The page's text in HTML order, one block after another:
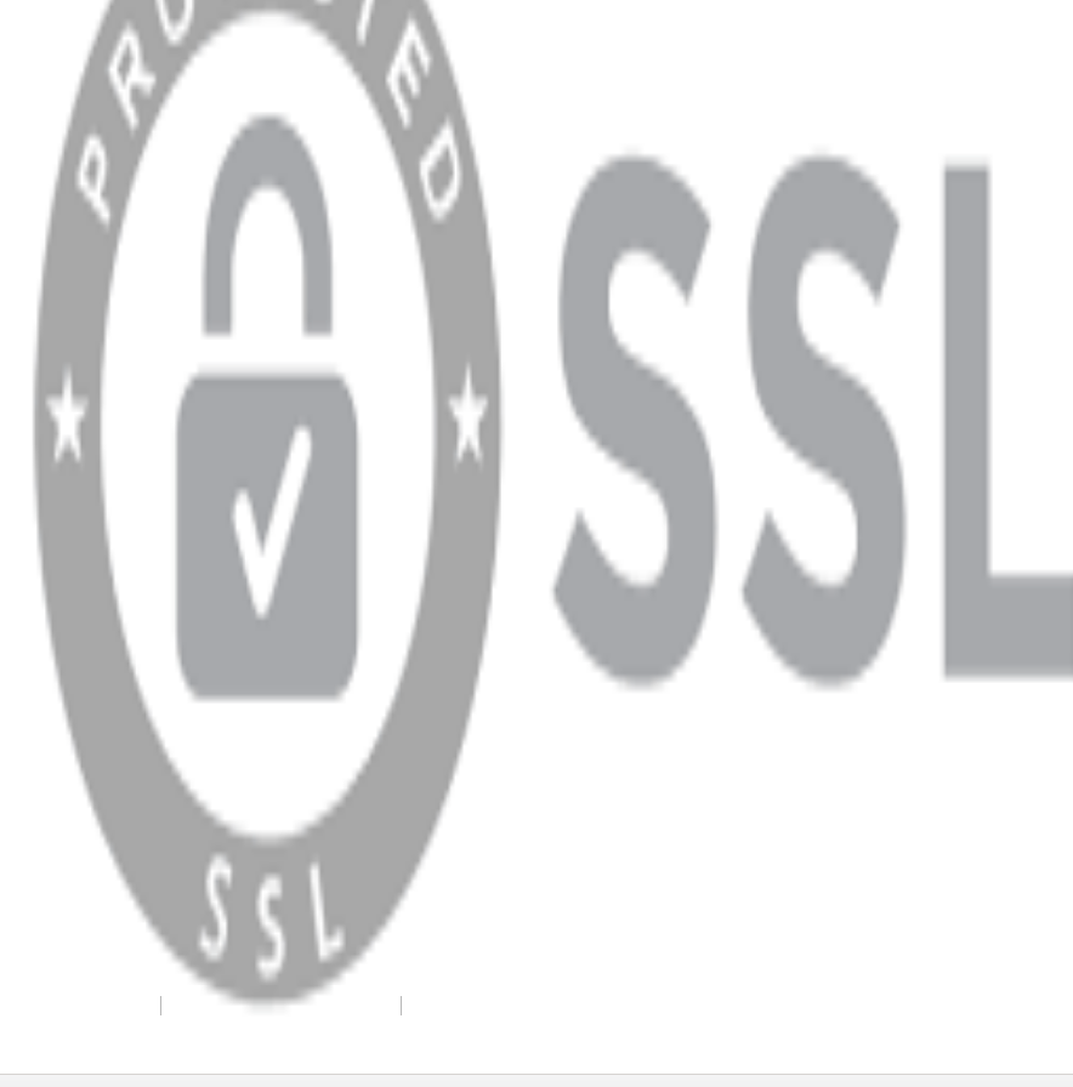
MÜŞTERİ HİZMETLERİ
Hesabım
Sipariş Sorgulama
Banka Hesap Bilgileri
YARDIM VE DESTEK
Ödeme ve Teslimat Şartları
Garanti ve İade Şartları
info@dukkanhifi.com0850 441 40 44
0850 441 40 44
Pazartesi - Cuma 09:30 - 19:30, Cumartesi 10:00 - 18:00
Facebook Instagram YouTube
Dükkan Hifi. Tüm Hakları Saklıdır
Kullanım Koşulları ve Gizlilik